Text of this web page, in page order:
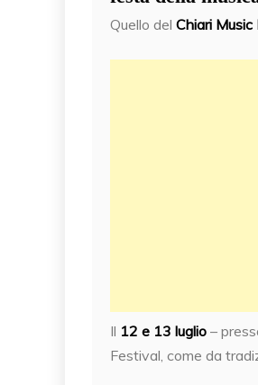
Quello del Chiari Music
Il 12 e 13 luglio –
Festival, come da